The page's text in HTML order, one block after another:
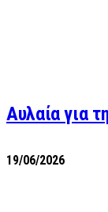
Αυλαία για
19/06/2026